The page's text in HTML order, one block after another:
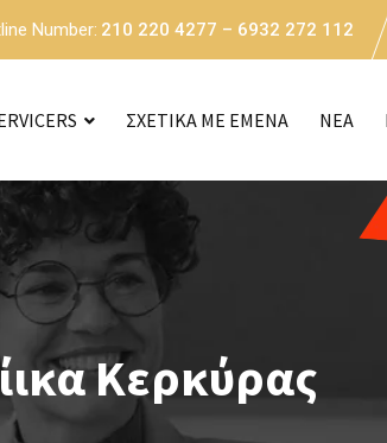
Number: 210 220 4277 – 6932 272 112
ΣΧΕΤΙΚΑ ΜΕ ΕΜΕΝΑ NEA
Κερκύρας